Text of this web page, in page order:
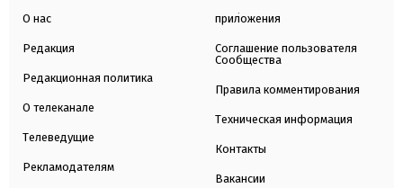
О нас
Редакция
Редакционная политика
О телеканале
Телеведущие
Рекламодателям
приложения
Соглашение пользователя
Сообщества
Правила комментирования
Техническая информация
Контакты
Вакансии